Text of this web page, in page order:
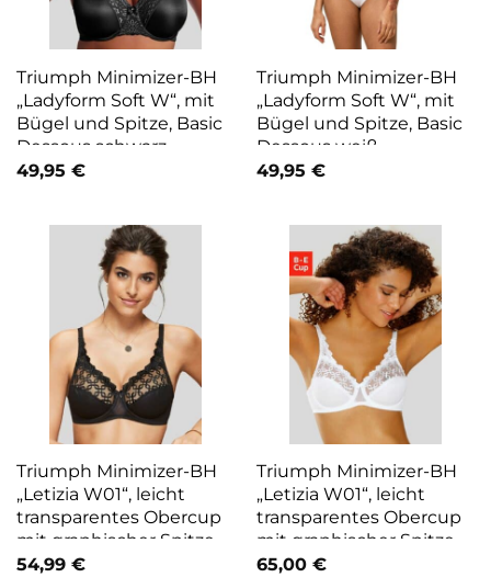
Triumph Minimizer-BH
„Ladyform Soft W“, mit
Bügel und Spitze, Basic
Dessous schwarz
49,95 €
Triumph Minimizer-BH
„Ladyform Soft W“, mit
Bügel und Spitze, Basic
Dessous weiß
49,95 €
Triumph Minimizer-BH
„Letizia W01“, leicht
transparentes Obercup
mit graphischer Spitze,
Basic Dessous schwarz
54,99 €
Triumph Minimizer-BH
„Letizia W01“, leicht
transparentes Obercup
mit graphischer Spitze,
Basic Dessous weiß
65,00 €